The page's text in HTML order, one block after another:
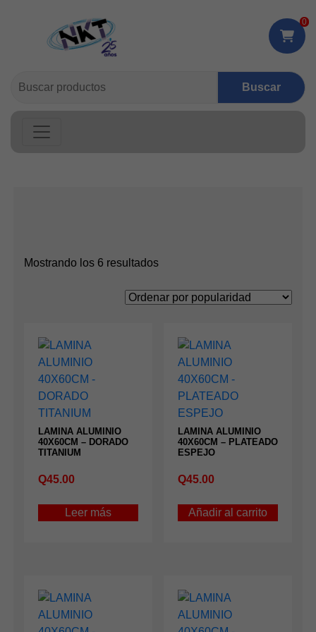
0
Mostrando los 6 resultadosOrdenado
popularidad
LAMINA ALUMINIO
40X60CM – DORADO
TITANIUM
Q45.00
Leer más
LAMINA ALUMINIO
40X60CM – PLATEADO
ESPEJO
Q45.00
Añadir al carrito